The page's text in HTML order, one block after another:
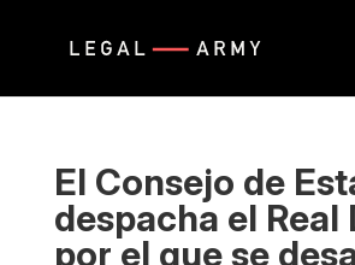
El Consejo de
despacha el Real
por el que se